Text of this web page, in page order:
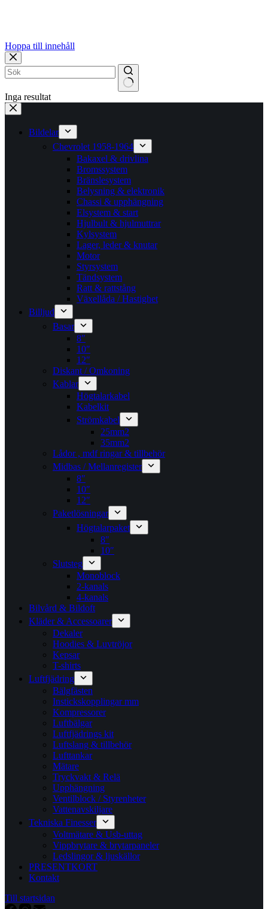
Hoppa till innehåll
Inga resultat
Bildelar
Chevrolet 1958-1964
Bakaxel & drivlina
Bromssystem
Bränslesystem
Belysning & elektronik
Chassi & upphängning
Elsystem & start
Hjulbult & hjulmuttrar
Kylsystem
Lager, leder & knutar
Motor
Styrsystem
Tändsystem
Ratt & rattstång
Växellåda / Hastighet
Billjud
Basar
8″
10″
12″
Diskant / Omkoning​
Kablar
Högtalarkabel
Kabelkit
Strömkabel
25mm2
35mm2
Lådor , mdf ringar & tillbehör
Midbas / Mellanregister
8″
10″
12″
Paketlösningar
Högtalarpaket
8″
10″
Slutsteg
Monoblock
2-kanals
4-kanals
Bilvård & Bildoft
Kläder & Accessoarer
Dekaler
Hoodies & Luvtröjor
Kepsar
T-shirts
Luftfjädring
Bälgfästen
Instickskopplingar mm
Kompressorer
Luftbälgar
Luftfjädrings kit
Luftslang & tillbehör
Lufttankar
Mätare
Tryckvakt & Relä
Upphängning
Ventilblock / Styrenheter
Vattenavskiljare
Tekniska Finesser
Voltmätare & Usb-uttag
Vippbrytare & brytarpaneler
Ledslingor & ljuskällor
PRESENTKORT
Kontakt
Till startsidan